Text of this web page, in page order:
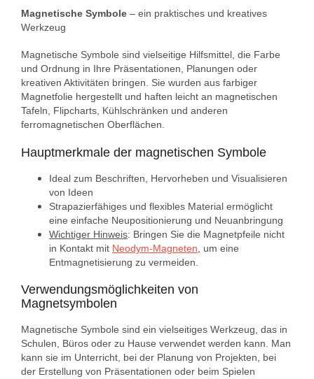
Magnetische Symbole – ein praktisches und kreatives
Werkzeug
Magnetische Symbole sind vielseitige Hilfsmittel, die Farbe
und Ordnung in Ihre Präsentationen, Planungen oder
kreativen Aktivitäten bringen. Sie wurden aus farbiger
Magnetfolie hergestellt und haften leicht an magnetischen
Tafeln, Flipcharts, Kühlschränken und anderen
ferromagnetischen Oberflächen.
Hauptmerkmale der magnetischen Symbole
Ideal zum Beschriften, Hervorheben und Visualisieren
von Ideen
Strapazierfähiges und flexibles Material ermöglicht
eine einfache Neupositionierung und Neuanbringung
Wichtiger Hinweis: Bringen Sie die Magnetpfeile nicht
in Kontakt mit Neodym-Magneten , um eine
Entmagnetisierung zu vermeiden.
Verwendungsmöglichkeiten von
Magnetsymbolen
Magnetische Symbole sind ein vielseitiges Werkzeug, das in
Schulen, Büros oder zu Hause verwendet werden kann. Man
kann sie im Unterricht, bei der Planung von Projekten, bei
der Erstellung von Präsentationen oder beim Spielen